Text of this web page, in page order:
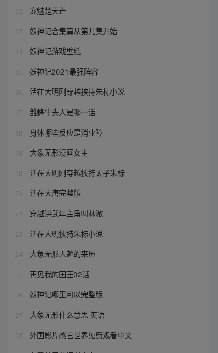
12 宠魅楚天芒
13 妖神记合集篇从第几集开始
14 妖神记游戏壁纸
15 妖神记2021最强阵容
16 活在大明刚穿越挟持朱标小说
17 雏蜂牛头人是哪一话
18 身体哪些反应是消业障
19 大象无形漫画女主
20 活在大明刚穿越挟持太子朱标
21 活在大唐完整版
22 穿越洪武年主角叫林澈
23 活在大明挟持朱标小说
24 大象无形人魈的来历
25 再见我的国王92话
26 妖神记哪里可以完整版
27 大象无形什么意思 英语
28 外国影片感官世界免费观看中文